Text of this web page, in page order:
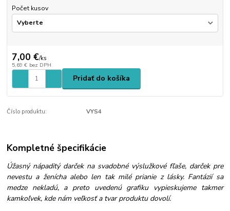
Počet kusov
7,00 €/ks
5,69 € bez DPH
Pridať do košíka
Číslo produktu: VYS4
Kompletné špecifikácie
Úžasný nápaditý darček na svadobné výslužkové fľaše, darček pre
nevestu a ženícha alebo len tak milé prianie z lásky. Fantázií sa
medze nekladú, a preto uvedenú grafiku vypieskujeme takmer
kamkoľvek, kde nám veľkosť a tvar produktu dovolí.